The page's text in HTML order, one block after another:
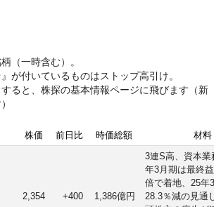
（一時含む）。
が付いているものはストップ高引け。
ると、株探の基本情報ページに飛びます（新
株価 前日比 時価総額 材料
2,354 +400 1,386億円
3連S高、資本業
年3月期は最終益
倍で着地、25年3
28.3％減の見通し